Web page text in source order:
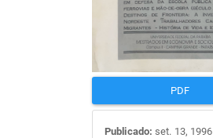
PDF
Publicado: set. 13, 1996